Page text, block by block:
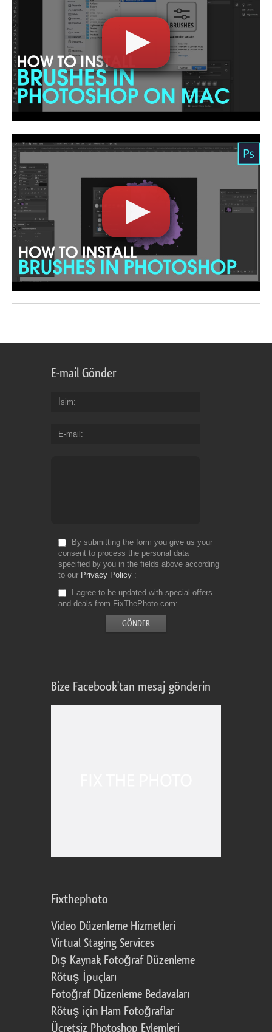
E-mail Gönder
İsim
E-mail
By submitting the form you give us your
consent to process the personal data
specified by you in the fields above according
to our Privacy Policy
I agree to be updated with special offers
and deals from FixThePhoto.com
Bize Facebook'tan mesaj gönderin
Fixthephoto
Video Düzenleme Hizmetleri
Virtual Staging Services
Dış Kaynak Fotoğraf Düzenleme
Rötuş İpuçları
Fotoğraf Düzenleme Bedavaları
Rötuş için Ham Fotoğraflar
Ücretsiz Photoshop Eylemleri